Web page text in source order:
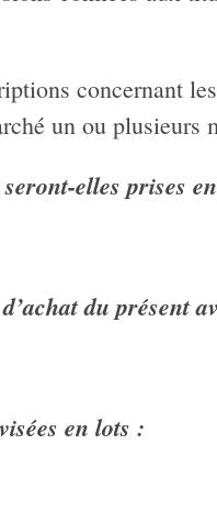
concernant
un ou plusieurs
elles prises
du présent
en lots :